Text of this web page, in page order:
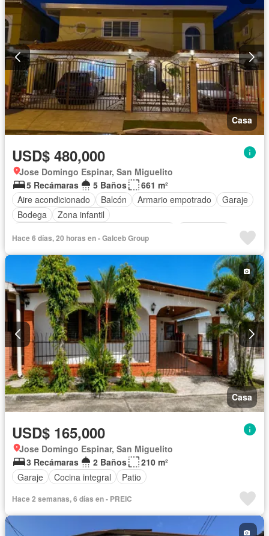
Casa
USD$ 480,000
Jose Domingo Espinar, San Miguelito
5 Recámaras
5 Baños
661 m²
Aire acondicionado
Balcón Armario empotrado
Garaje
Bodega
Zona infantil
Cocina equipada
Jardín Parrilla
Vista panorámica
Seguridad Agua
Hace 6 días, 20 horas en - Galceb Group
Casa
USD$ 165,000
Jose Domingo Espinar, San Miguelito
3 Recámaras
2 Baños
210 m²
Garaje
Cocina integral Patio
Hace 2 semanas, 6 días en - PREIC